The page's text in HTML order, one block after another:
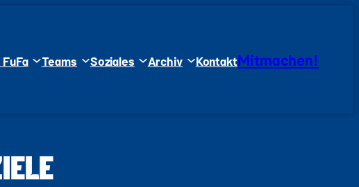
FuFa Teams Soziales Archiv KontaktMitmachen!